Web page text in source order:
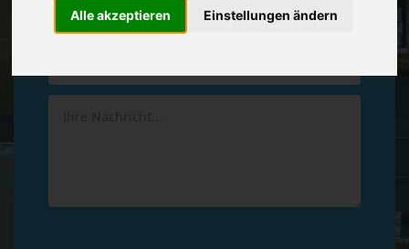
Alle akzeptieren Einstellungen ändern